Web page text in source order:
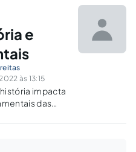
da
e
às 13:15
impacta
das
culturais e